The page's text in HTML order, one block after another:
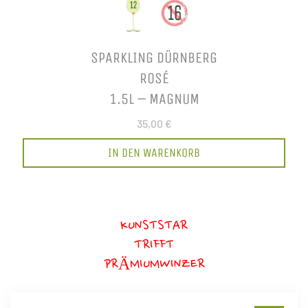
SPARKLING DÜRNBERG
ROSÉ
1.5L – MAGNUM
35,00 €
IN DEN WARENKORB
KUNSTSTAR
TRIFFT
PRÄMIUMWINZER